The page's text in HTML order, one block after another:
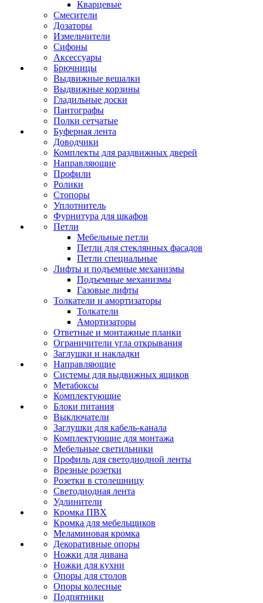
Кварцевые
Смесители
Дозаторы
Измельчители
Сифоны
Аксессуары
Брючницы
Выдвижные вешалки
Выдвижные корзины
Гладильные доски
Пантографы
Полки сетчатые
Буферная лента
Доводчики
Комплекты для раздвижных дверей
Направляющие
Профили
Ролики
Стопоры
Уплотнитель
Фурнитура для шкафов
Петли
Мебельные петли
Петли для стеклянных фасадов
Петли специальные
Лифты и подъемные механизмы
Подъемные механизмы
Газовые лифты
Толкатели и амортизаторы
Толкатели
Амортизаторы
Ответные и монтажные планки
Ограничители угла открывания
Заглушки и накладки
Направляющие
Системы для выдвижных ящиков
Метабоксы
Комплектующие
Блоки питания
Выключатели
Заглушки для кабель-канала
Комплектующие для монтажа
Мебельные светильники
Профиль для светодиодной ленты
Врезные розетки
Розетки в столешницу
Светодиодная лента
Удлинители
Кромка ПВХ
Кромка для мебельщиков
Меламиновая кромка
Декоративные опоры
Ножки для дивана
Ножки для кухни
Опоры для столов
Опоры колесные
Подпятники